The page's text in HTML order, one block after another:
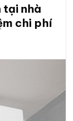
tại nhà
chi phí